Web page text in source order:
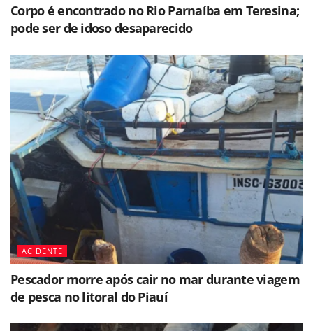
Corpo é encontrado no Rio Parnaíba em Teresina;
pode ser de idoso desaparecido
ACIDENTE
Pescador morre após cair no mar durante viagem
de pesca no litoral do Piauí